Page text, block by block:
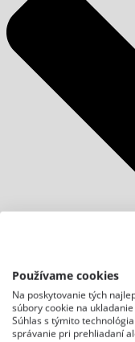
Používame cookies
Na poskytovanie tých
súbory cookie na
Súhlas s týmito
správanie pri prehliadaní